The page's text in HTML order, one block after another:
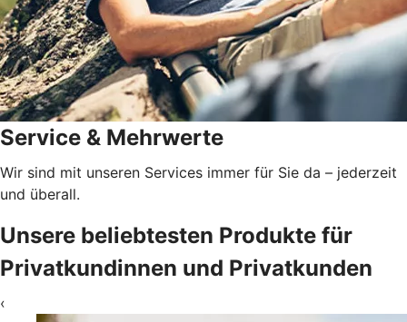
Service & Mehrwerte
Wir sind mit unseren Services immer für Sie da – jederzeit
und überall.
Unsere beliebtesten Produkte für
Privatkundinnen und Privatkunden
‹